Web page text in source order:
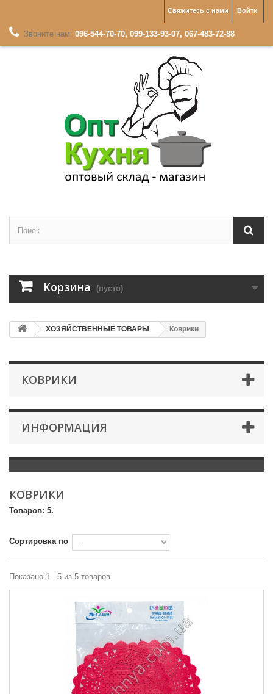
Войти
Свяжитесь с нами
Звоните нам: 096-544-70-70, 099-133-93-07, 067-483-72-88
Корзина (пусто)
ХОЗЯЙСТВЕННЫЕ ТОВАРЫ Коврики
КОВРИКИ
ИНФОРМАЦИЯ
КОВРИКИ
Товаров: 5.
Сортировка по
Показано 1 - 5 из 5 товаров